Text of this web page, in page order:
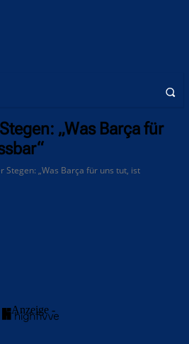
„Was Barça für
Stegen: „Was Barça für uns tut, ist
- Anzeige -